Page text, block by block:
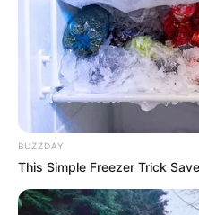
BUZZDAY
This Simple Freezer Trick